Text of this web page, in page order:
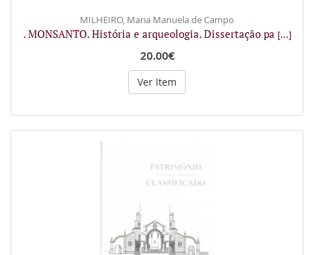
MILHEIRO, Maria Manuela de Campo
. MONSANTO. História e arqueologia. Dissertação pa [...]
20.00€
Ver Item